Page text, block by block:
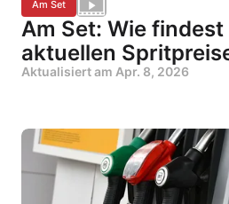
Am Set
Am Set: Wie findest
aktuellen
Aktualisiert am Apr. 8, 2026